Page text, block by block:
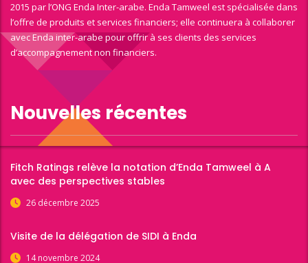
2015 par l’ONG Enda Inter-arabe. Enda Tamweel est spécialisée dans
l’offre de produits et services financiers; elle continuera à collaborer
avec Enda inter-arabe pour offrir à ses clients des services
d’accompagnement non financiers.
Nouvelles récentes
Fitch Ratings relève la notation d’Enda Tamweel à A
avec des perspectives stables
26 décembre 2025
Visite de la délégation de SIDI à Enda
14 novembre 2024